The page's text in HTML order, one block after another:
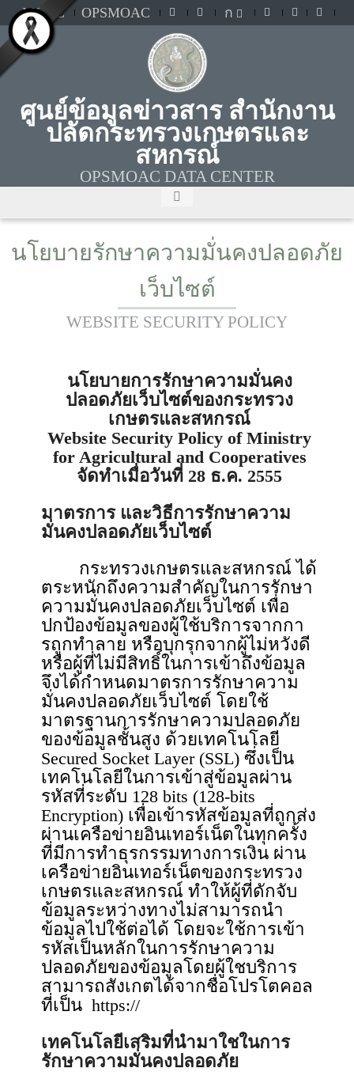
MOAC OPSMOAC ก
ศูนย์ข้อมูลข่าวสาร สำนักงาน
ปลัดกระทรวงเกษตรและ
สหกรณ์
OPSMOAC DATA CENTER
นโยบายรักษาความมั่นคงปลอดภัย
เว็บไซต์
WEBSITE SECURITY POLICY
นโยบายการรักษาความมั่นคง
ปลอดภัยเว็บไซต์ของกระทรวง
เกษตรและสหกรณ์
Website Security Policy of Ministry
for Agricultural and Cooperatives
จัดทําเมื่อวันที่ 28 ธ.ค. 2555
มาตรการ และวิธีการรักษาความ
มั่นคงปลอดภัยเว็บไซต์
กระทรวงเกษตรและสหกรณ์ ได้
ตระหนักถึงความสําคัญในการรักษา
ความมั่นคงปลอดภัยเว็บไซต์ เพื่อ
ปกป้องข้อมูลของผู้ใช้บริการจากกา
รถูกทําลาย หรือบุกรุกจากผู้ไม่หวังดี
หรือผู้ที่ไม่มีสิทธิ์ในการเข้าถึงข้อมูล
จึงได้กำหนดมาตรการรักษาความ
มั่นคงปลอดภัยเว็บไซต์ โดยใช้
มาตรฐานการรักษาความปลอดภัย
ของข้อมูลชั้นสูง ด้วยเทคโนโลยี
Secured Socket Layer (SSL) ซึ่งเป็น
เทคโนโลยีในการเข้าสู่ข้อมูลผ่าน
รหัสที่ระดับ 128 bits (128-bits
Encryption) เพื่อเข้ารหัสข้อมูลที่ถูกส่ง
ผ่านเครือข่ายอินเทอร์เน็ตในทุกครั้ง
ที่มีการทำธุรกรรมทางการเงิน ผ่าน
เครือข่ายอินเทอร์เน็ตของกระทรวง
เกษตรและสหกรณ์ ทําให้ผู้ที่ดักจับ
ข้อมูลระหว่างทางไม่สามารถนํา
ข้อมูลไปใช้ต่อได้ โดยจะใช้การเข้า
รหัสเป็นหลักในการรักษาความ
ปลอดภัยของข้อมูลโดยผู้ใชบริการ
สามารถสังเกตได้จากชื่อโปรโตคอล
ที่เป็น https://
เทคโนโลยีเสริมที่นํามาใชในการ
รักษาความมั่นคงปลอดภัย